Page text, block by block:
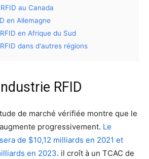
au Canada
en Allemagne
en Afrique du Sud
dans d'autres régions
RFID
de marché vérifiée montre que le
progressivement. Le
de $10,12 milliards en 2021 et
en 2023. il croît à un TCAC de